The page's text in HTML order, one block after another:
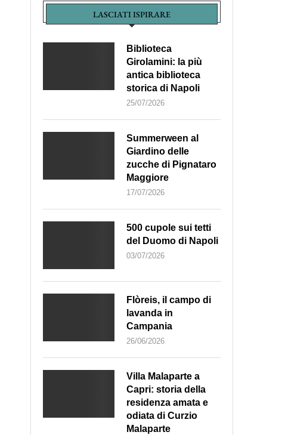
LASCIATI ISPIRARE
Biblioteca
Girolamini: la più
antica biblioteca
storica di Napoli
25/07/2026
Summerween al
Giardino delle
zucche di Pignataro
Maggiore
17/07/2026
500 cupole sui tetti
del Duomo di Napoli
03/07/2026
Flòreis, il campo di
lavanda in
Campania
26/06/2026
Villa Malaparte a
Capri: storia della
residenza amata e
odiata di Curzio
Malaparte